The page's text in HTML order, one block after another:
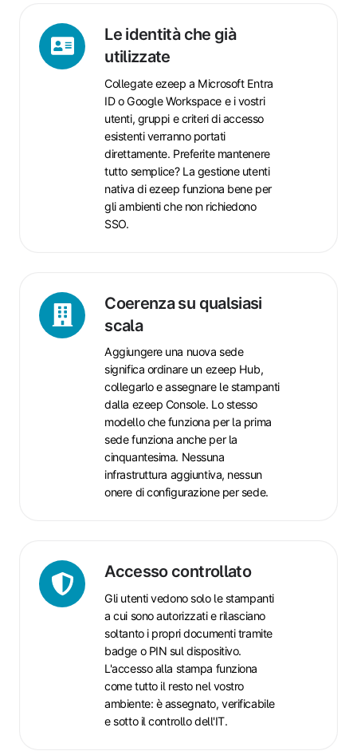
Le identità che già
utilizzate
Collegate ezeep a Microsoft Entra
ID o Google Workspace e i vostri
utenti, gruppi e criteri di accesso
esistenti verranno portati
direttamente. Preferite mantenere
tutto semplice? La gestione utenti
nativa di ezeep funziona bene per
gli ambienti che non richiedono
SSO.
Le
identità
che
Coerenza su qualsiasi
scala
Aggiungere una nuova sede
significa ordinare un ezeep Hub,
collegarlo e assegnare le stampanti
dalla ezeep Console. Lo stesso
modello che funziona per la prima
sede funziona anche per la
cinquantesima. Nessuna
infrastruttura aggiuntiva, nessun
onere di configurazione per sede.
Coerenza
su
qualsiasi
Accesso controllato
Gli utenti vedono solo le stampanti
a cui sono autorizzati e rilasciano
soltanto i propri documenti tramite
badge o PIN sul dispositivo.
L'accesso alla stampa funziona
come tutto il resto nel vostro
ambiente: è assegnato, verificabile
e sotto il controllo dell'IT.
Accesso
controllato